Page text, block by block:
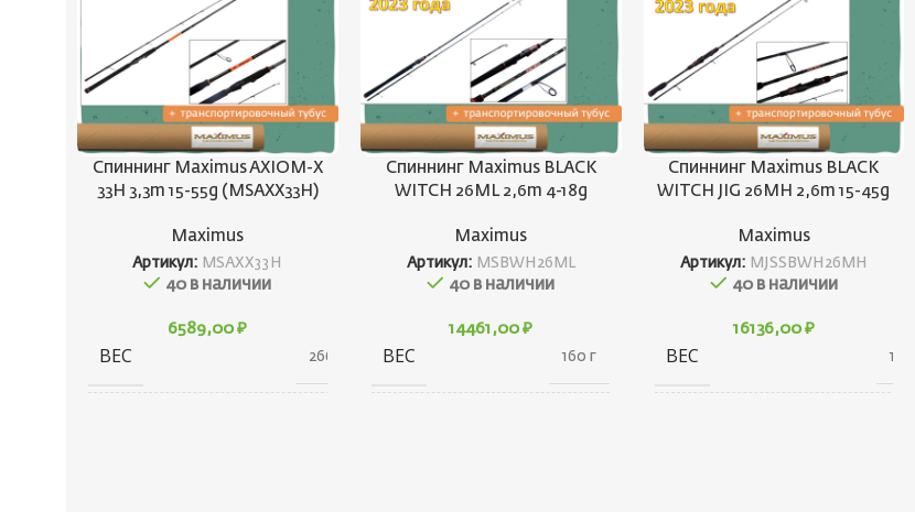
Спиннинг Maximus AXIOM-X
33H 3,3m 15-55g (MSAXX33H)
Maximus
Артикул: MSAXX33H
40 в наличии
6589,00₽
ВЕС 266 г
Спиннинг Maximus BLACK
WITCH 26ML 2,6m 4-18g
Maximus
Артикул: MSBWH26ML
40 в наличии
14461,00₽
ВЕС 160 г
Спиннинг Maximus BLACK
WITCH JIG 26MH 2,6m 15-45g
Maximus
Артикул: MJSSBWH26MH
40 в наличии
16136,00 ₽
ВЕС 185 г